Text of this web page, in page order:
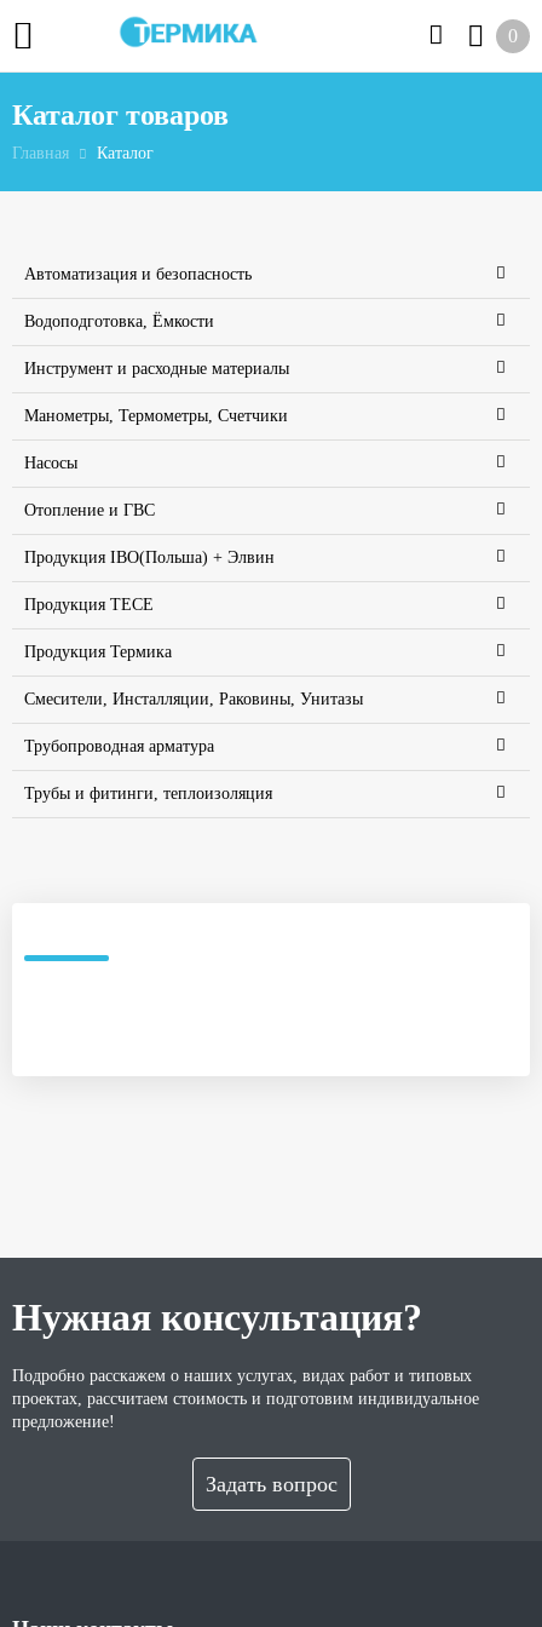
0
Каталог товаров
Главная Каталог
Автоматизация и безопасность
Водоподготовка, Ёмкости
Инструмент и расходные материалы
Манометры, Термометры, Счетчики
Насосы
Отопление и ГВС
Продукция IBO(Польша) + Элвин
Продукция TECE
Продукция Термика
Смесители, Инсталляции, Раковины, Унитазы
Трубопроводная арматура
Трубы и фитинги, теплоизоляция
Нужная консультация?
Подробно расскажем о наших услугах, видах работ и типовых
проектах, рассчитаем стоимость и подготовим индивидуальное
предложение!
Задать вопрос